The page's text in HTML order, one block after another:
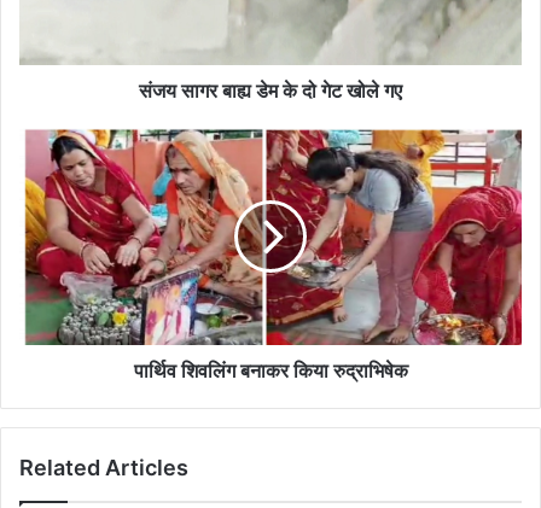
गए
संजय सागर बाह्य डेम के दो गेट खोले गए
पार्थिव
शिवलिंग
बनाकर
किया
रुद्राभिषेक
पार्थिव शिवलिंग बनाकर किया रुद्राभिषेक
Related Articles